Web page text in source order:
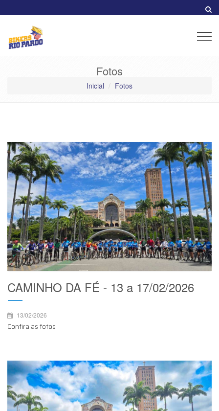
Fotos
Inicial Fotos
CAMINHO DA FÉ - 13 a 17/02/2026
13/02/2026
Confira as fotos